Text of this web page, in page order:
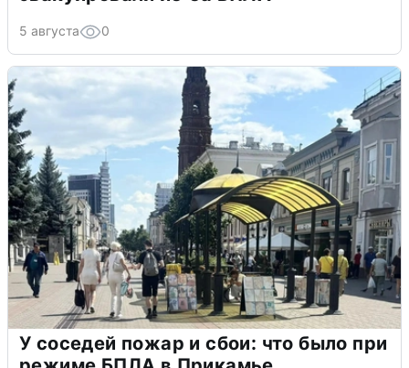
5 августа 0
У соседей пожар и сбои: что было при